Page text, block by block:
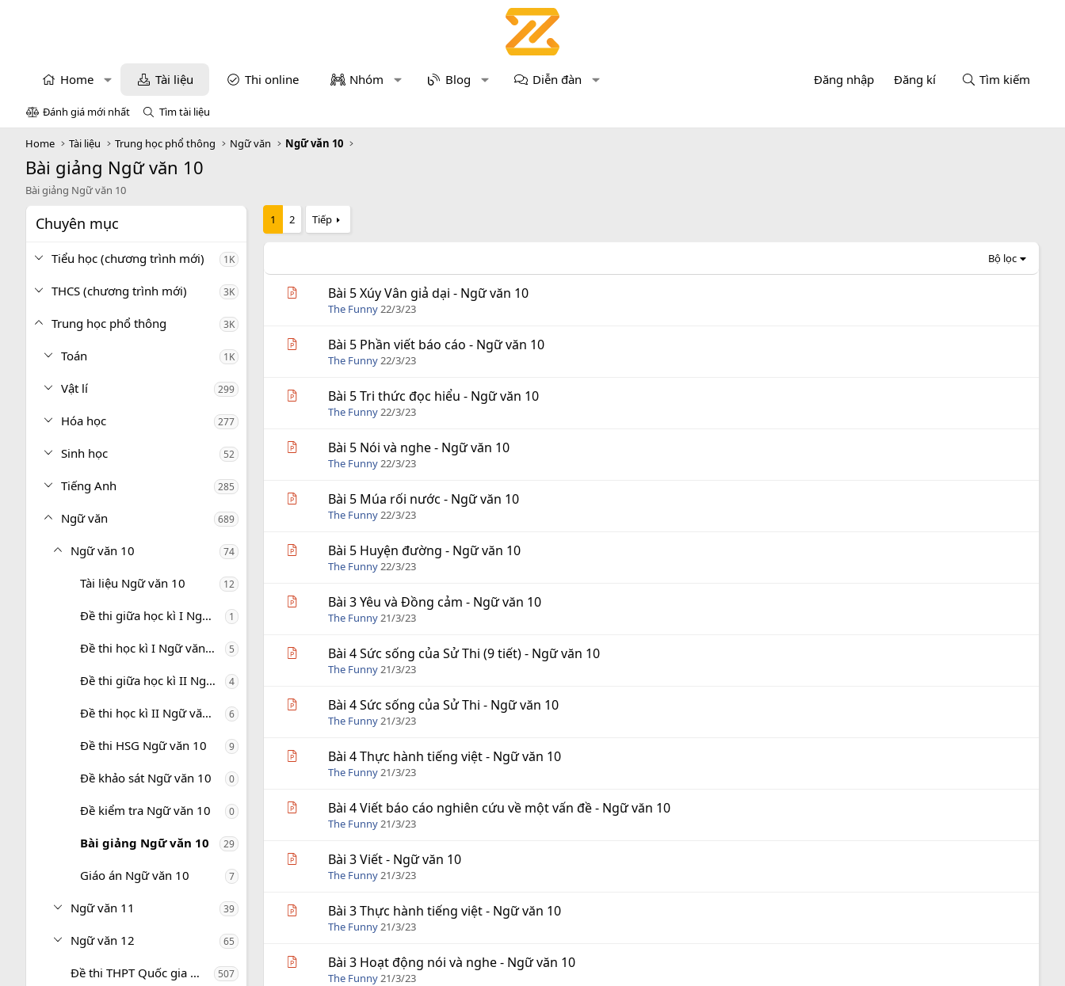
Home Tài liệu Thi online Nhóm Blog Diễn đàn Đăng nhập Đăng kí Tìm kiếm
Đánh giá mới nhất Tìm tài liệu
Home Tài liệu Trung học phổ thông Ngữ văn Ngữ văn 10
Bài giảng Ngữ văn 10
Bài giảng Ngữ văn 10
Chuyên mục
Tiểu học (chương trình mới) 1K
THCS (chương trình mới) 3K
Trung học phổ thông 3K
Toán 1K
Vật lí 299
Hóa học 277
Sinh học 52
Tiếng Anh 285
Ngữ văn 689
Ngữ văn 10 74
Tài liệu Ngữ văn 10 12
Đề thi giữa học kì I Ngữ văn 10 1
Đề thi học kì I Ngữ văn 10 5
Đề thi giữa học kì II Ngữ văn 10 4
Đề thi học kì II Ngữ văn 10 6
Đề thi HSG Ngữ văn 10 9
Đề khảo sát Ngữ văn 10 0
Đề kiểm tra Ngữ văn 10 0
Bài giảng Ngữ văn 10 29
Giáo án Ngữ văn 10 7
Ngữ văn 11 39
Ngữ văn 12 65
Đề thi THPT Quốc gia môn Ngữ văn 507
1 2 Tiếp
Bộ lọc
Bài 5 Xúy Vân giả dại - Ngữ văn 10
The Funny22/3/23
Bài 5 Phần viết báo cáo - Ngữ văn 10
The Funny22/3/23
Bài 5 Tri thức đọc hiểu - Ngữ văn 10
The Funny22/3/23
Bài 5 Nói và nghe - Ngữ văn 10
The Funny22/3/23
Bài 5 Múa rối nước - Ngữ văn 10
The Funny22/3/23
Bài 5 Huyện đường - Ngữ văn 10
The Funny22/3/23
Bài 3 Yêu và Đồng cảm - Ngữ văn 10
The Funny21/3/23
Bài 4 Sức sống của Sử Thi (9 tiết) - Ngữ văn 10
The Funny21/3/23
Bài 4 Sức sống của Sử Thi - Ngữ văn 10
The Funny21/3/23
Bài 4 Thực hành tiếng việt - Ngữ văn 10
The Funny21/3/23
Bài 4 Viết báo cáo nghiên cứu về một vấn đề - Ngữ văn 10
The Funny21/3/23
Bài 3 Viết - Ngữ văn 10
The Funny21/3/23
Bài 3 Thực hành tiếng việt - Ngữ văn 10
The Funny21/3/23
Bài 3 Hoạt động nói và nghe - Ngữ văn 10
The Funny21/3/23